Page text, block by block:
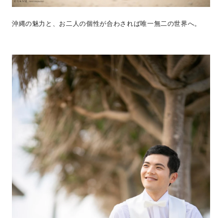
沖縄の魅力と、お二人の個性が合わされば唯一無二の世界へ。